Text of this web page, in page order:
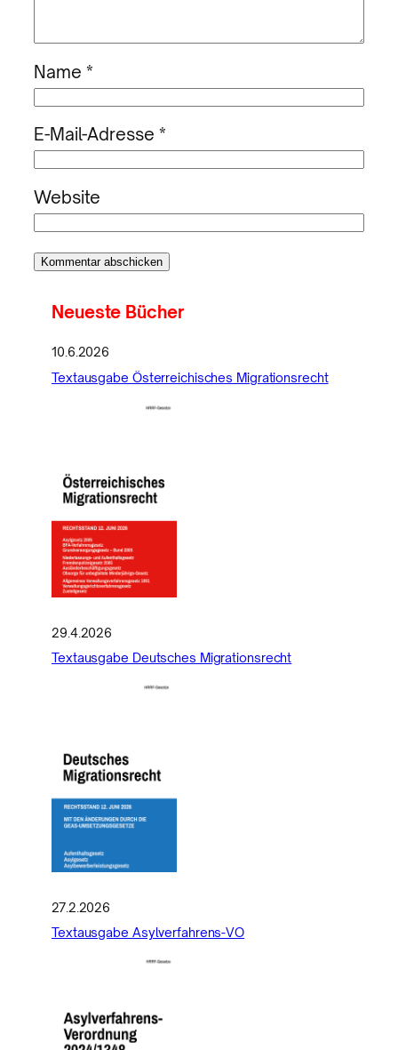
Name *
E-Mail-Adresse *
Website
Neueste Bücher
10.6.2026
Textausgabe Österreichisches Migrationsrecht
29.4.2026
Textausgabe Deutsches Migrationsrecht
27.2.2026
Textausgabe Asylverfahrens-VO